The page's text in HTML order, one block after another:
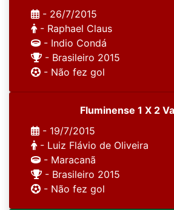
- 26/7/2015
- Raphael Claus
- Indio Condá
- Brasileiro 2015
- Não fez gol
Fluminense 1 X 2
- 19/7/2015
- Luiz Flávio de Oliveira
- Maracanã
- Brasileiro 2015
- Não fez gol